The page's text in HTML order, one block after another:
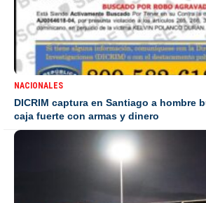
NACIONALES
DICRIM captura en Santiago a hombre
caja fuerte con armas y dinero